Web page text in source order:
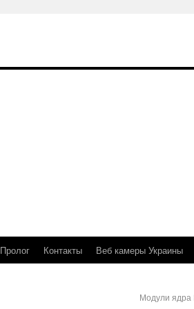
Пролог Контакты Веб камеры Украины
Модули ядра